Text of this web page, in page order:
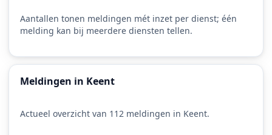
Aantallen tonen meldingen mét inzet per dienst; één
melding kan bij meerdere diensten tellen.
Meldingen in Keent
Actueel overzicht van 112 meldingen in Keent.